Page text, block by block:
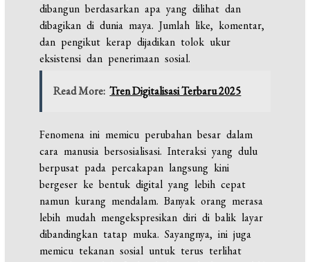
dibangun berdasarkan apa yang dilihat dan
dibagikan di dunia maya. Jumlah like, komentar,
dan pengikut kerap dijadikan tolok ukur
eksistensi dan penerimaan sosial.
Read More: Tren Digitalisasi Terbaru 2025
Fenomena ini memicu perubahan besar dalam
cara manusia bersosialisasi. Interaksi yang dulu
berpusat pada percakapan langsung kini
bergeser ke bentuk digital yang lebih cepat
namun kurang mendalam. Banyak orang merasa
lebih mudah mengekspresikan diri di balik layar
dibandingkan tatap muka. Sayangnya, ini juga
memicu tekanan sosial untuk terus terlihat